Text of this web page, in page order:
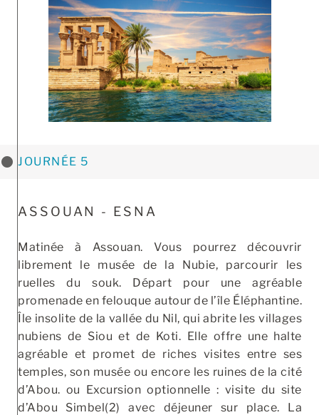
JOURNÉE 5
ASSOUAN - ESNA
Matinée à Assouan. Vous pourrez découvrir
librement le musée de la Nubie, parcourir les
ruelles du souk. Départ pour une agréable
promenade en felouque autour de l’île Éléphantine.
Île insolite de la vallée du Nil, qui abrite les villages
nubiens de Siou et de Koti. Elle offre une halte
agréable et promet de riches visites entre ses
temples, son musée ou encore les ruines de la cité
d’Abou. ou Excursion optionnelle : visite du site
d’Abou Simbel(2) avec déjeuner sur place. La